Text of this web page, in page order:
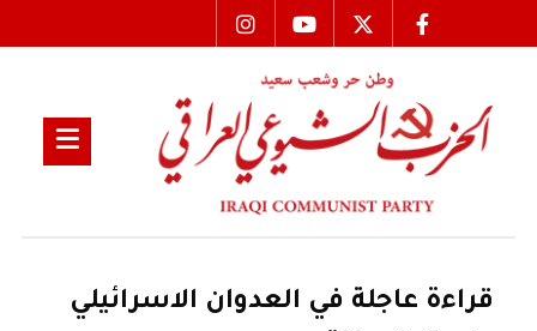
قراءة عاجلة في العدوان الاسرائيلي